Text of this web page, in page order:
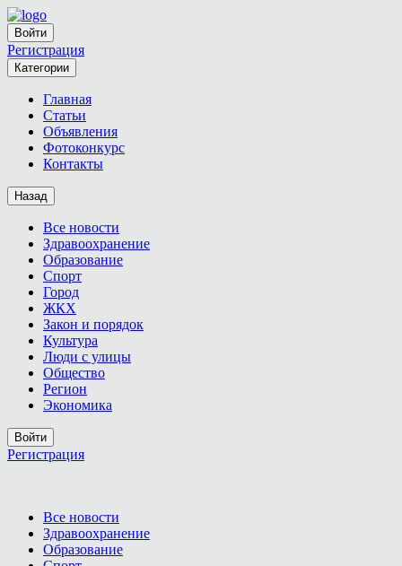
Войти
Регистрация
Категории
Главная
Статьи
Объявления
Фотоконкурс
Контакты
Назад
Все новости
Здравоохранение
Образование
Спорт
Город
ЖКХ
Закон и порядок
Культура
Люди с улицы
Общество
Регион
Экономика
Войти
Регистрация
Все новости
Здравоохранение
Образование